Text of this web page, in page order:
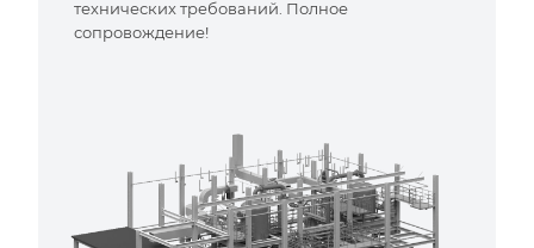
технических требований. Полное
сопровождение!